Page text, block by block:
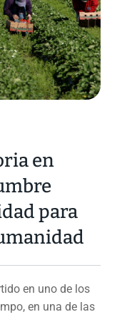
en
para
en uno de los
en una de las